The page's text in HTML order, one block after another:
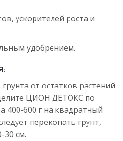
ускорителей роста и
удобрением.
от остатков растений
ЦИОН ДЕТОКС по
400-600 г на квадратный
перекопать грунт,
30 см.